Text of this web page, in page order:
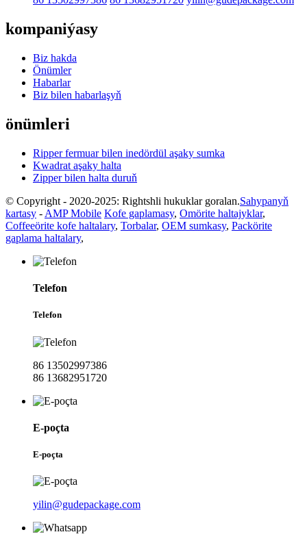
kompaniýasy
Biz hakda
Önümler
Habarlar
Biz bilen habarlaşyň
önümleri
Ripper fermuar bilen inedördül aşaky sumka
Kwadrat aşaky halta
Zipper bilen halta duruň
© Copyright - 2020-2025: Rightshli hukuklar goralan.Sahypanyň
kartasy - AMP Mobile Kofe gaplamasy, Omörite haltajyklar,
Coffeeörite kofe haltalary, Torbalar, OEM sumkasy, Packörite
gaplama haltalary,
Telefon
Telefon
86 13502997386
86 13682951720
E-poçta
E-poçta
yilin@gudepackage.com